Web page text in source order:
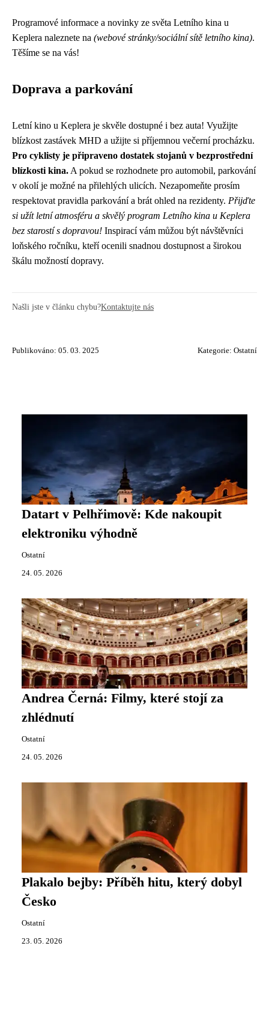
Programové informace a novinky ze světa Letního kina u
Keplera naleznete na (webové stránky/sociální sítě letního kina).
Těšíme se na vás!
Doprava a parkování
Letní kino u Keplera je skvěle dostupné i bez auta! Využijte
blízkost zastávek MHD a užijte si příjemnou večerní procházku.
Pro cyklisty je připraveno dostatek stojanů v bezprostřední
blízkosti kina. A pokud se rozhodnete pro automobil, parkování
v okolí je možné na přilehlých ulicích. Nezapomeňte prosím
respektovat pravidla parkování a brát ohled na rezidenty. Přijďte
si užít letní atmosféru a skvělý program Letního kina u Keplera
bez starostí s dopravou! Inspirací vám můžou být návštěvníci
loňského ročníku, kteří ocenili snadnou dostupnost a širokou
škálu možností dopravy.
Našli jste v článku chybu?Kontaktujte nás
Publikováno: 05. 03. 2025 Kategorie: Ostatní
Datart v Pelhřimově: Kde nakoupit
elektroniku výhodně
Ostatní
24. 05. 2026
Andrea Černá: Filmy, které stojí za
zhlédnutí
Ostatní
24. 05. 2026
Plakalo bejby: Příběh hitu, který dobyl
Česko
Ostatní
23. 05. 2026